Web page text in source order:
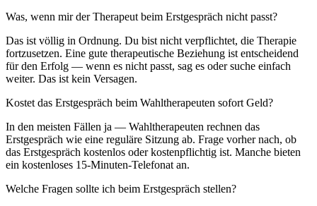
Was, wenn mir der Therapeut beim Erstgespräch nicht passt?
Das ist völlig in Ordnung. Du bist nicht verpflichtet, die Therapie
fortzusetzen. Eine gute therapeutische Beziehung ist entscheidend
für den Erfolg — wenn es nicht passt, sag es oder suche einfach
weiter. Das ist kein Versagen.
Kostet das Erstgespräch beim Wahltherapeuten sofort Geld?
In den meisten Fällen ja — Wahltherapeuten rechnen das
Erstgespräch wie eine reguläre Sitzung ab. Frage vorher nach, ob
das Erstgespräch kostenlos oder kostenpflichtig ist. Manche bieten
ein kostenloses 15-Minuten-Telefonat an.
Welche Fragen sollte ich beim Erstgespräch stellen?